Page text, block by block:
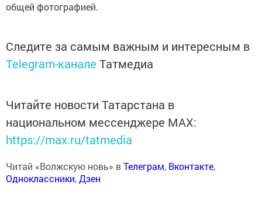
общей фотографией.
Следите за самым важным и интересным в
Telegram-канале Татмедиа
Читайте новости Татарстана в
национальном мессенджере MАХ:
https://max.ru/tatmedia
Читай «Волжскую новь» вТелеграм, Вконтакте,
Одноклассники,Дзен